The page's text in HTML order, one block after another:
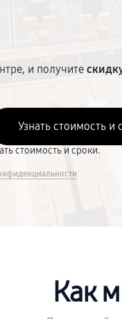
и получите
стоимость и сроки.
Как